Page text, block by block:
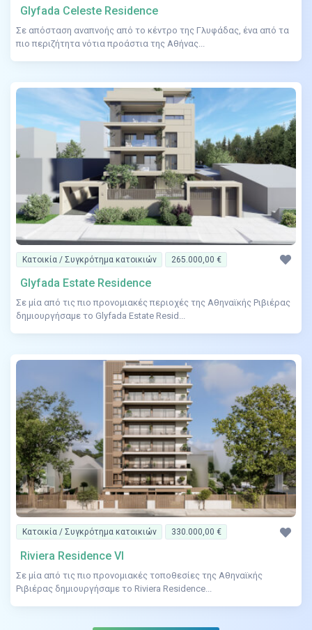
Glyfada Celeste Residence
Σε απόσταση αναπνοής από το κέντρο της Γλυφάδας, ένα από τα
πιο περιζήτητα νότια προάστια της Αθήνας...
Κατοικία / Συγκρότημα κατοικιών 265.000,00 €
Glyfada Estate Residence
Σε μία από τις πιο προνομιακές περιοχές της Αθηναϊκής Ριβιέρας
δημιουργήσαμε το Glyfada Estate Resid...
Κατοικία / Συγκρότημα κατοικιών 330.000,00 €
Riviera Residence VI
Σε μία από τις πιο προνομιακές τοποθεσίες της Αθηναϊκής
Ριβιέρας δημιουργήσαμε το Riviera Residence...